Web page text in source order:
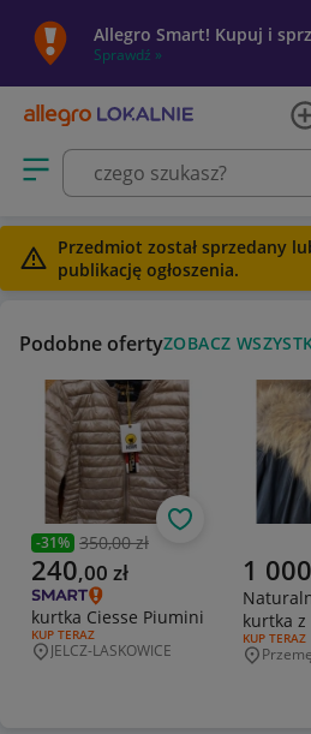
Allegro Smart! Kupuj i
Sprawdź »
Otwórz menu z kategoriami
Przedmiot został sprzedany
publikację ogłoszenia.
Podobne ofertyZOBACZ
Poprzednia cena
-31% 350,00 zł
Aktualna cena
240,00 zł
kurtka Ciesse Piumini
RODZAJ OFERTY:
KUP TERAZ
Miejscowość
JELCZ-LASKOWICE
Obserwuj
Aktualna
1 000
kurtka z
RODZAJ
KUP TERAZ